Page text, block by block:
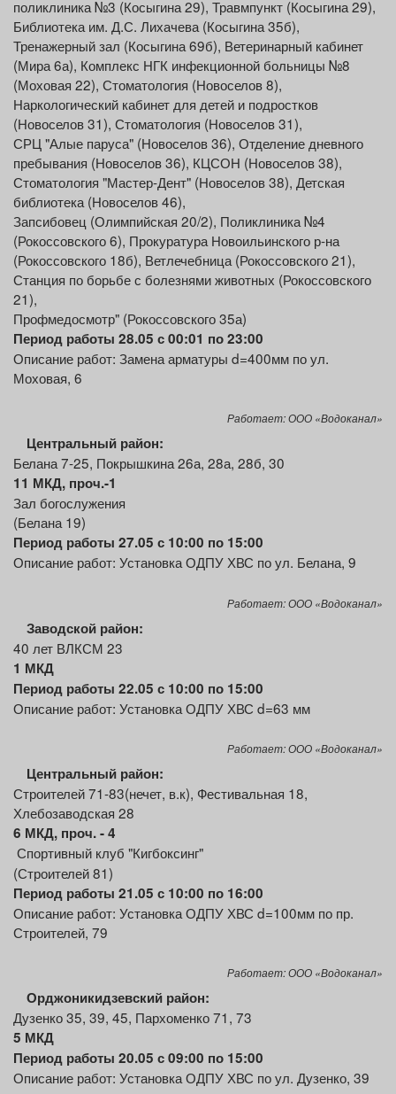
поликлиника №3 (Косыгина 29), Травмпункт (Косыгина 29),
Библиотека им. Д.С. Лихачева (Косыгина 35б),
Тренажерный зал (Косыгина 69б), Ветеринарный кабинет
(Мира 6а), Комплекс НГК инфекционной больницы №8
(Моховая 22), Стоматология (Новоселов 8),
Наркологический кабинет для детей и подростков
(Новоселов 31), Стоматология (Новоселов 31),
СРЦ "Алые паруса" (Новоселов 36), Отделение дневного
пребывания (Новоселов 36), КЦСОН (Новоселов 38),
Стоматология "Мастер-Дент" (Новоселов 38), Детская
библиотека (Новоселов 46),
Запсибовец (Олимпийская 20/2), Поликлиника №4
(Рокоссовского 6), Прокуратура Новоильинского р-на
(Рокоссовского 18б), Ветлечебница (Рокоссовского 21),
Станция по борьбе с болезнями животных (Рокоссовского
21),
Профмедосмотр" (Рокоссовского 35а)
Период работы 28.05 с 00:01 по 23:00
Описание работ: Замена арматуры d=400мм по ул.
Моховая, 6
Работает: ООО «Водоканал»
Центральный район:
Белана 7-25, Покрышкина 26а, 28а, 28б, 30
11 МКД, проч.-1
Зал богослужения
(Белана 19)
Период работы 27.05 с 10:00 по 15:00
Описание работ: Установка ОДПУ ХВС по ул. Белана, 9
Работает: ООО «Водоканал»
Заводской район:
40 лет ВЛКСМ 23
1 МКД
Период работы 22.05 с 10:00 по 15:00
Описание работ: Установка ОДПУ ХВС d=63 мм
Работает: ООО «Водоканал»
Центральный район:
Строителей 71-83(нечет, в.к), Фестивальная 18,
Хлебозаводская 28
6 МКД, проч. - 4
Спортивный клуб "Кигбоксинг"
(Строителей 81)
Период работы 21.05 с 10:00 по 16:00
Описание работ: Установка ОДПУ ХВС d=100мм по пр.
Строителей, 79
Работает: ООО «Водоканал»
Орджоникидзевский район:
Дузенко 35, 39, 45, Пархоменко 71, 73
5 МКД
Период работы 20.05 с 09:00 по 15:00
Описание работ: Установка ОДПУ ХВС по ул. Дузенко, 39